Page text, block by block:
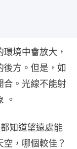
境中會放大，
後方。但是，如
合。光線不能射
。
知道望遠處能
，哪個較佳？